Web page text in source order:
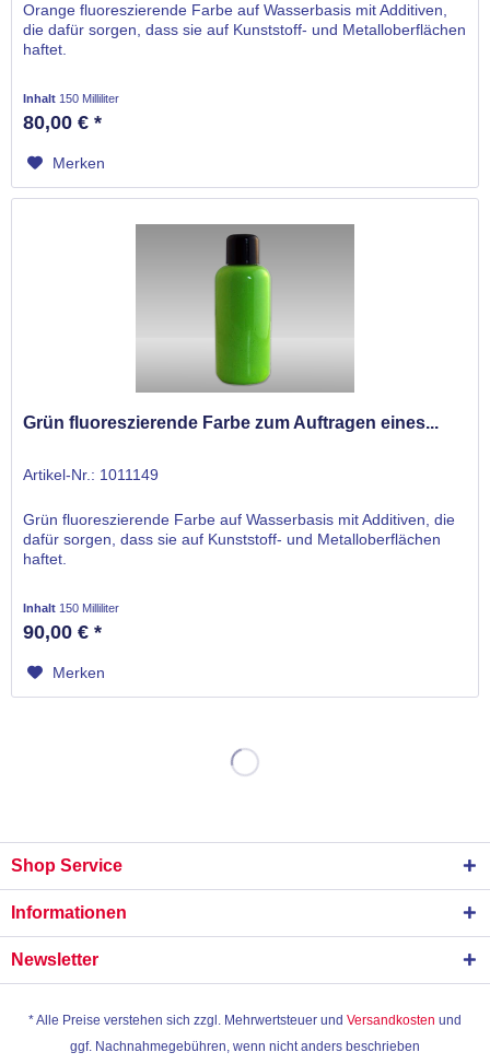
Orange fluoreszierende Farbe auf Wasserbasis mit Additiven,
die dafür sorgen, dass sie auf Kunststoff- und Metalloberflächen
haftet.
Inhalt 150 Milliliter
80,00 € *
Merken
Grün fluoreszierende Farbe zum Auftragen eines...
Artikel-Nr.: 1011149
Grün fluoreszierende Farbe auf Wasserbasis mit Additiven, die
dafür sorgen, dass sie auf Kunststoff- und Metalloberflächen
haftet.
Inhalt 150 Milliliter
90,00 € *
Merken
Shop Service
Informationen
Newsletter
* Alle Preise verstehen sich zzgl. Mehrwertsteuer und Versandkosten und
ggf. Nachnahmegebühren, wenn nicht anders beschrieben